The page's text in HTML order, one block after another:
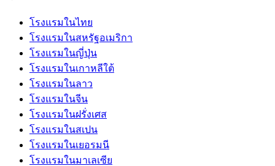
โรงแรมในไทย
โรงแรมในสหรัฐอเมริกา
โรงแรมในญี่ปุ่น
โรงแรมในเกาหลีใต้
โรงแรมในลาว
โรงแรมในจีน
โรงแรมในฝรั่งเศส
โรงแรมในสเปน
โรงแรมในเยอรมนี
โรงแรมในมาเลเซีย